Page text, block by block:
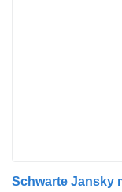
Schwarte Jansky